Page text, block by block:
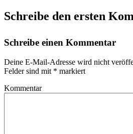
Schreibe den ersten
Schreibe einen Kommentar
Deine E-Mail-Adresse wird nicht
Felder sind mit * markiert
Kommentar